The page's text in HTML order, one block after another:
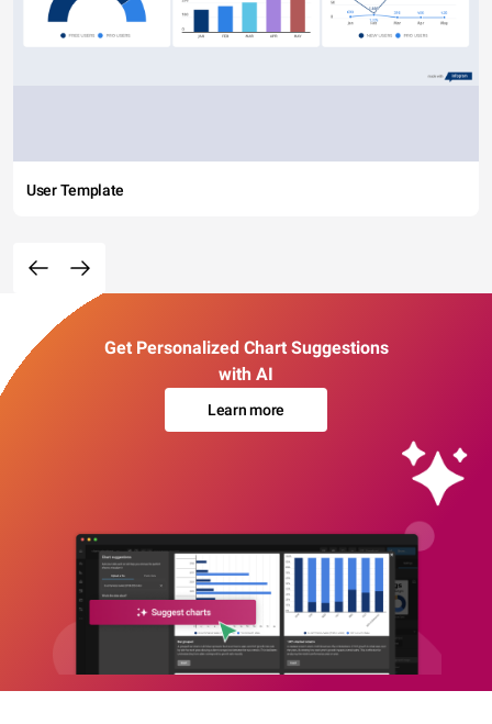
User Template
Get Personalized Chart Suggestions
with AI
Learn more